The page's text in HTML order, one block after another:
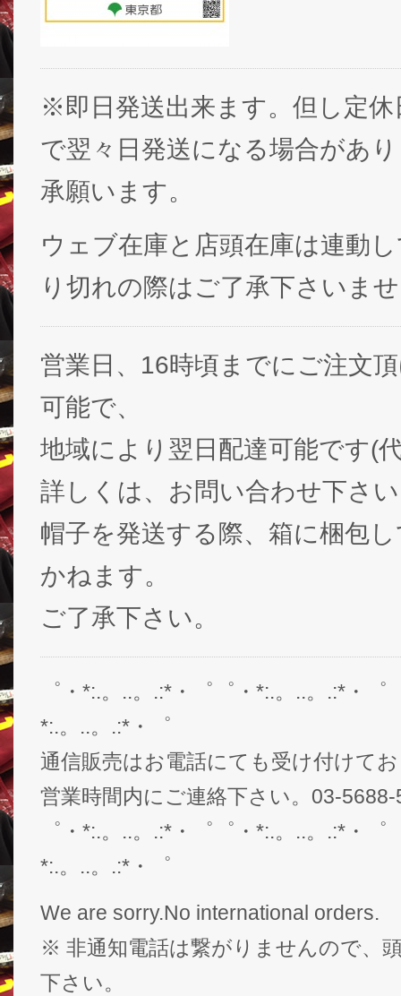
※即日発送出来ます。但し定休
で翌々日発送になる場合があ
承願います。
ウェブ在庫と店頭在庫は連動
り切れの際はご了承下さいま
営業日、16時頃までにご注文
可能で、
地域により翌日配達可能です(
詳しくは、お問い合わせ下さ
帽子を発送する際、箱に梱包
かねます。
ご了承下さい。
゜・*:.。..。.:*・゜゜・*:.。..。.:*・
*:.。..。.:*・゜
通信販売はお電話にても受け付けて
営業時間内にご連絡下さい。03-5688-
゜・*:.。..。.:*・゜゜・*:.。..。.:*・
*:.。..。.:*・゜
We are sorry.No international orders.
※ 非通知電話は繋がりませんので、
下さい。